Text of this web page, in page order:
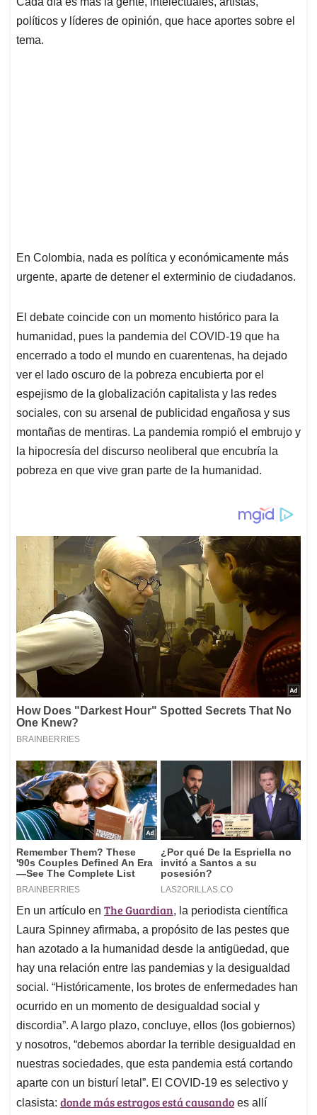
s
A
p
b
o
e
d
l
a
d
políticos y líderes de opinión, que hace aportes sobre el
tema.
En Colombia, nada es política y económicamente más
urgente, aparte de detener el exterminio de ciudadanos.
El debate coincide con un momento histórico para la
humanidad, pues la pandemia del COVID-19 que ha
encerrado a todo el mundo en cuarentenas, ha dejado
ver el lado oscuro de la pobreza encubierta por el
espejismo de la globalización capitalista y las redes
sociales, con su arsenal de publicidad engañosa y sus
montañas de mentiras. La pandemia rompió el embrujo y
la hipocresía del discurso neoliberal que encubría la
pobreza en que vive gran parte de la humanidad.
En un artículo en The Guardian, la periodista científica
Laura Spinney afirmaba, a propósito de las pestes que
han azotado a la humanidad desde la antigüedad, que
hay una relación entre las pandemias y la desigualdad
social. “Históricamente, los brotes de enfermedades han
ocurrido en un momento de desigualdad social y
discordia”. A largo plazo, concluye, ellos (los gobiernos)
y nosotros, “debemos abordar la terrible desigualdad en
nuestras sociedades, que esta pandemia está cortando
aparte con un bisturí letal”. El COVID-19 es selectivo y
clasista: donde más estragos está causando es allí